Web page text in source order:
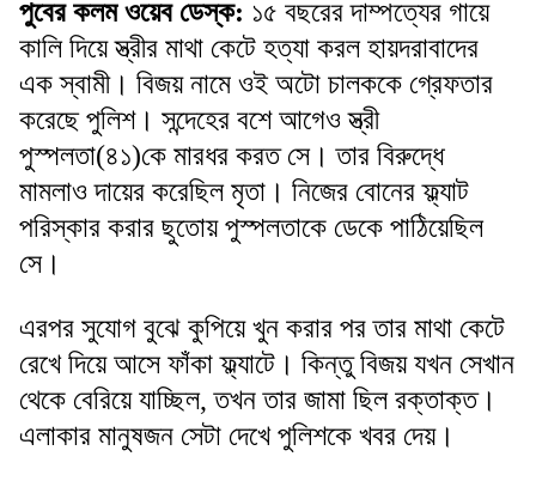
পুবের কলম ওয়েব ডেস্ক: ১৫ বছরের দাম্পত্যের গায়ে
কালি দিয়ে স্ত্রীর মাথা কেটে হত্যা করল হায়দরাবাদের
এক স্বামী। বিজয় নামে ওই অটো চালককে গ্রেফতার
করেছে পুলিশ। সন্দেহের বশে আগেও স্ত্রী
পুস্পলতা(৪১)কে মারধর করত সে। তার বিরুদ্ধে
মামলাও দায়ের করেছিল মৃতা। নিজের বোনের ফ্ল্যাট
পরিস্কার করার ছুতোয় পুস্পলতাকে ডেকে পাঠিয়েছিল
সে।
এরপর সুযোগ বুঝে কুপিয়ে খুন করার পর তার মাথা কেটে
রেখে দিয়ে আসে ফাঁকা ফ্ল্যাটে। কিন্তু বিজয় যখন সেখান
থেকে বেরিয়ে যাচ্ছিল, তখন তার জামা ছিল রক্তাক্ত।
এলাকার মানুষজন সেটা দেখে পুলিশকে খবর দেয়।